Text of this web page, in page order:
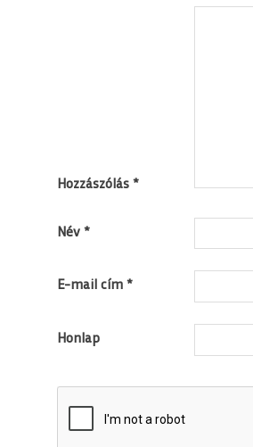
Hozzászólás *
Név *
E-mail cím *
Honlap